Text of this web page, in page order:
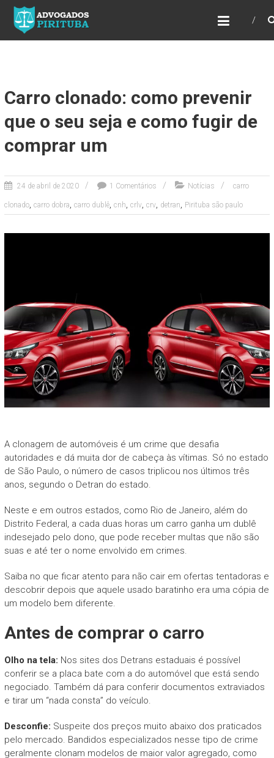
ADVOGADOS PIRITUBA
Precisando de advogado? Entre em contato!
Fazemos toda a assessoria que você
Carro clonado: como prevenir
que o seu seja e como fugir de
comprar um
24 de abril de 2020 1 Comentários Notícias carro
clonado, carro dobra, carro dublê, cnh, crlv, crv, detran, Pirituba são paulo
A clonagem de automóveis é um crime que desafia
autoridades e dá muita dor de cabeça às vítimas. Só no estado
de São Paulo, o número de casos triplicou nos últimos três
anos, segundo o Detran do estado.
Neste e em outros estados, como Rio de Janeiro, além do
Distrito Federal, a cada duas horas um carro ganha um dublê
indesejado pelo dono, que pode receber multas que não são
suas e até ter o nome envolvido em crimes.
Saiba no que ficar atento para não cair em ofertas tentadoras e
descobrir depois que aquele usado baratinho era uma cópia de
um modelo bem diferente.
Antes de comprar o carro
Olho na tela: Nos sites dos Detrans estaduais é possível
conferir se a placa bate com a do automóvel que está sendo
negociado. Também dá para conferir documentos extraviados
e tirar um “nada consta” do veículo.
Desconfie: Suspeite dos preços muito abaixo dos praticados
pelo mercado. Bandidos especializados nesse tipo de crime
geralmente clonam modelos de maior valor agregado, como